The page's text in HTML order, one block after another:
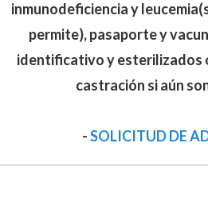
inmunodeficiencia y
permite), pasaporte y
identificativo y esterilizados
castración si aún
-SOLICITUD DE